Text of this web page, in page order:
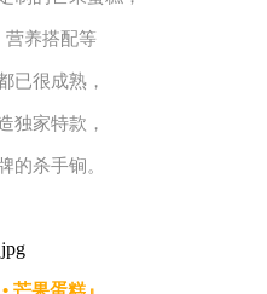
营养搭配等
已很成熟，
独家特款，
的杀手锏。